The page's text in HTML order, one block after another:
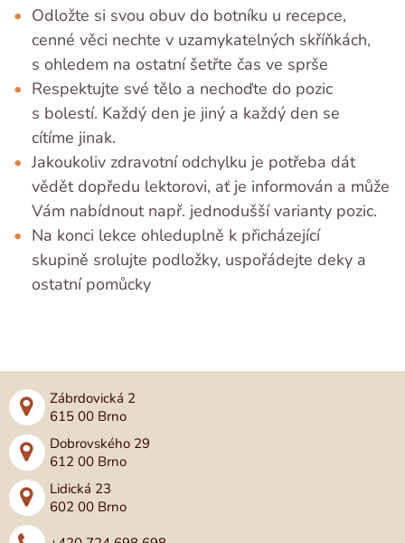
Odložte si svou obuv do botníku u recepce,
cenné věci nechte v uzamykatelných skříňkách,
s ohledem na ostatní šetřte čas ve sprše
Respektujte své tělo a nechoďte do pozic
s bolestí. Každý den je jiný a každý den se
cítíme jinak.
Jakoukoliv zdravotní odchylku je potřeba dát
vědět dopředu lektorovi, ať je informován a může
Vám nabídnout např. jednodušší varianty pozic.
Na konci lekce ohleduplně k přicházející
skupině srolujte podložky, uspořádejte deky a
ostatní pomůcky
Zábrdovická 2
615 00 Brno
Dobrovského 29
612 00 Brno
Lidická 23
602 00 Brno